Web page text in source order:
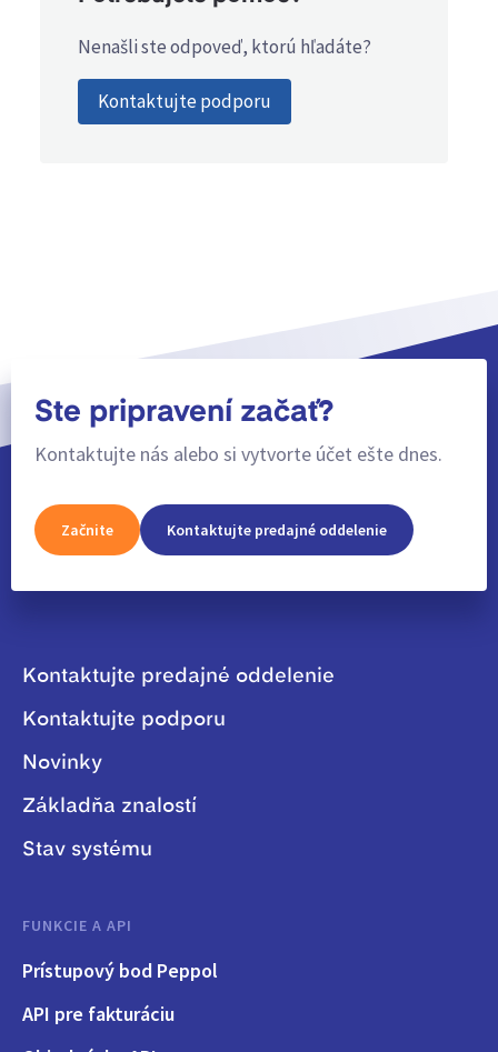
Nenašli ste odpoveď, ktorú hľadáte?
Kontaktujte podporu
Ste pripravení začať?
Kontaktujte nás alebo si vytvorte účet ešte dnes.
Začnite Kontaktujte predajné oddelenie
Kontaktujte predajné oddelenie
Kontaktujte podporu
Novinky
Základňa znalostí
Stav systému
FUNKCIE A API
Prístupový bod Peppol
API pre fakturáciu